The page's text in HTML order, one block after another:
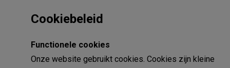
Cookiebeleid
Functionele cookies
Onze website gebruikt cookies. Cookies zijn kleine